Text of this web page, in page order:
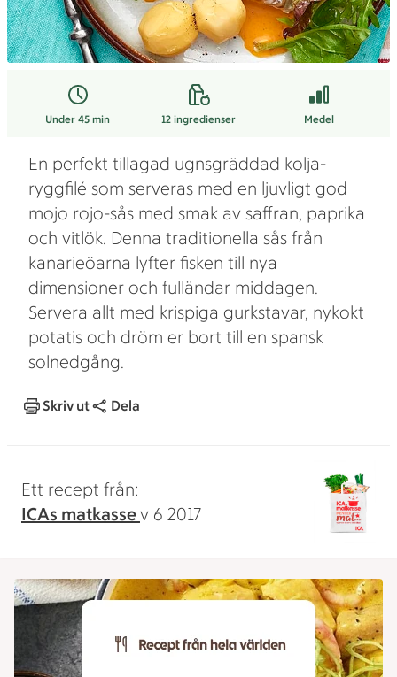
Under 45 min 12 ingredienser Medel
En perfekt tillagad ugnsgräddad kolja-
ryggfilé som serveras med en ljuvligt god
mojo rojo-sås med smak av saffran, paprika
och vitlök. Denna traditionella sås från
kanarieöarna lyfter fisken till nya
dimensioner och fulländar middagen.
Servera allt med krispiga gurkstavar, nykokt
potatis och dröm er bort till en spansk
solnedgång.
Skriv ut Dela
Ett recept från:
ICAs matkassev 6 2017